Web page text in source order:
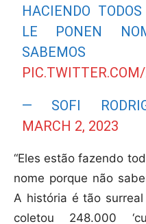
HACIENDO
LE PONEN
— SOFI
MARCH 2, 2023
“Eles estão fazendo
nome porque não
A história é tão
coletou 248.000